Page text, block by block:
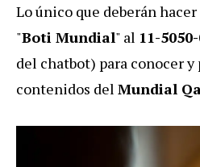
Lo único que deberán
"Boti Mundial" al 11-
del chatbot) para conocer
contenidos del Mundial